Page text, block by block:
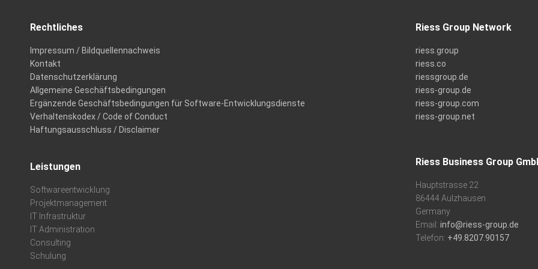
Rechtliches
Impressum / Bildquellennachweis
Kontakt
Datenschutzerklärung
Allgemeine Geschäftsbedingungen
Ergänzende Geschäftsbedingungen für Software-Entwicklungsdienste
Verhaltenskodex / Code of Conduct
Haftungsausschluss / Disclaimer
Leistungen
Softwareentwicklung
Projektmanagement
IT Infrastruktur
IT Administration
Consulting
Schulung
Riess Group Network
riess.group
riess.co
riessgroup.de
riess-group.de
riess-group.com
riess-group.net
Riess Business Group
Hauptstrasse 22
86444 Aulzhausen
Germany
Email: info@riess-group.de
Telefon: +49.8207.90157